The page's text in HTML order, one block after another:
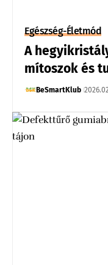
Egészség-Életmód
A
mítoszok és
BeSmartKlub